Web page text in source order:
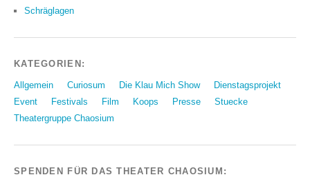
Schräglagen
KATEGORIEN:
Allgemein Curiosum Die Klau Mich Show
Dienstagsprojekt
Event
Festivals Film Koops Presse
Stuecke
Theatergruppe Chaosium
SPENDEN FÜR DAS THEATER CHAOSIUM: